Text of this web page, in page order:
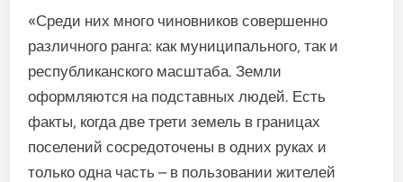
«Среди них много чиновников совершенно
различного ранга: как муниципального, так и
республиканского масштаба. Земли
оформляются на подставных людей. Есть
факты, когда две трети земель в границах
поселений сосредоточены в одних руках и
только одна часть – в пользовании жителей